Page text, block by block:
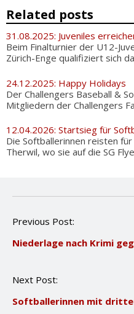
Related posts
31.08.2025: Juveniles
Beim Finalturnier der U12-
Zürich-Enge qualifiziert sich
24.12.2025: Happy Holidays
Der Challengers Baseball &
Mitgliedern der Challengers
12.04.2026: Startsieg für
Die Softballerinnen reisten
Therwil, wo sie auf die SG
P
s
a
i
Previous Post:
Niederlage nach Krimi
Next Post:
Softballerinnen mit